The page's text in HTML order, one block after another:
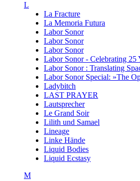
L
La Fracture
La Memoria Futura
Labor Sonor
Labor Sonor
Labor Sonor
Labor Sonor - Celebrating 25
Labor Sonor : Translating
Labor Sonor Special: »The
Ladybitch
LAST PRAYER
Lautsprecher
Le Grand Soir
Lilith und Samael
Lineage
Linke Hände
Liquid Bodies
Liquid Ecstasy
M